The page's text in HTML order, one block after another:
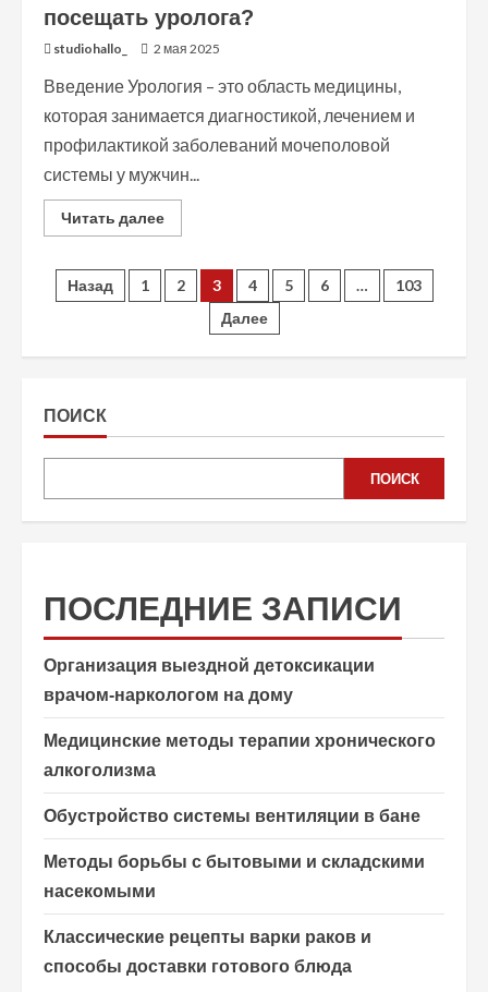
посещать уролога?
studiohallo_ 2 мая 2025
Введение Урология – это область медицины,
которая занимается диагностикой, лечением и
профилактикой заболеваний мочеполовой
системы у мужчин...
Читать далееRead
more
почему
важно
регулярно
посещать
уролога?
Пагинация
Назад 1 2 3 4 5 6 …
103
Далее
ПОИСК
ПОИСК
ПОСЛЕДНИЕ ЗАПИСИ
Организация выездной детоксикации
врачом-наркологом на дому
Медицинские методы терапии хронического
алкоголизма
Обустройство системы вентиляции в бане
Методы борьбы с бытовыми и складскими
насекомыми
Классические рецепты варки раков и
способы доставки готового блюда